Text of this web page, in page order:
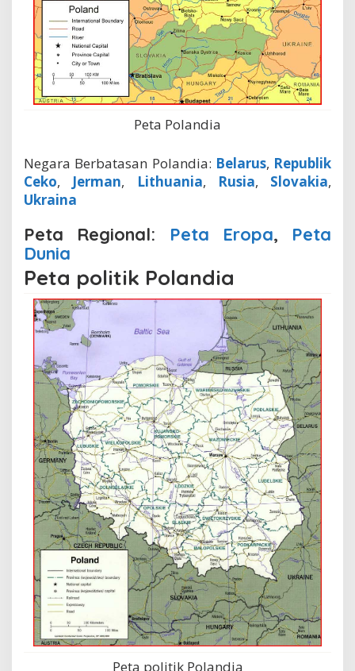
Peta Polandia
Negara Berbatasan Polandia: Belarus, Republik
Ceko, Jerman, Lithuania, Rusia, Slovakia,
Ukraina
Peta Regional: Peta Eropa, Peta
Dunia
Peta politik Polandia
Peta politik Polandia